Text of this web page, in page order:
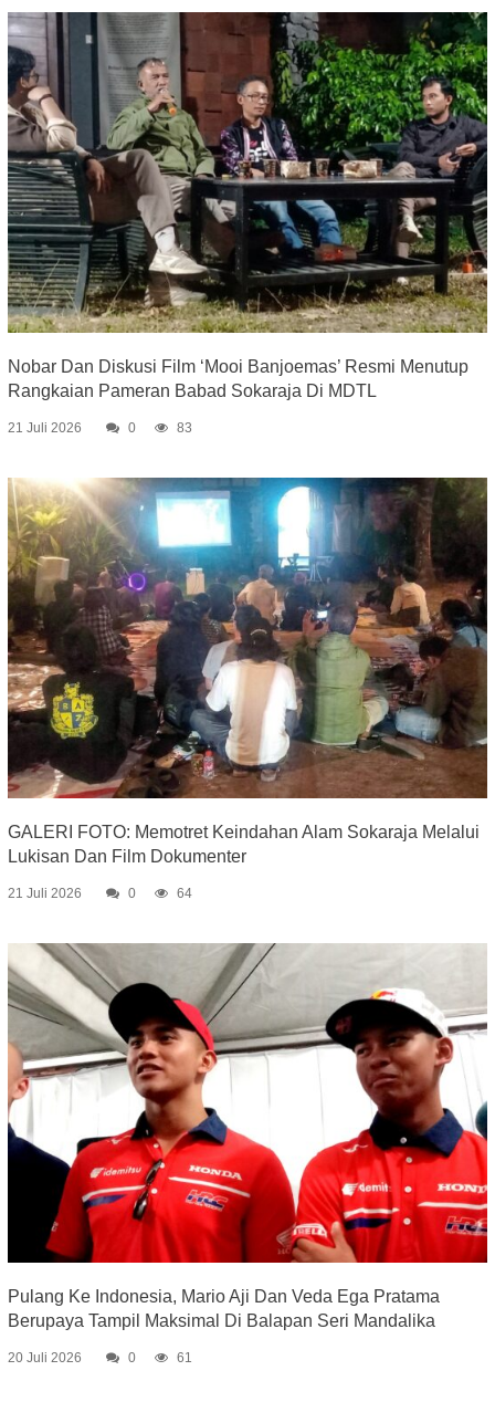
Nobar Dan Diskusi Film ‘Mooi Banjoemas’ Resmi Menutup
Rangkaian Pameran Babad Sokaraja Di MDTL
21 Juli 2026 0 83
GALERI FOTO: Memotret Keindahan Alam Sokaraja Melalui
Lukisan Dan Film Dokumenter
21 Juli 2026 0 64
Pulang Ke Indonesia, Mario Aji Dan Veda Ega Pratama
Berupaya Tampil Maksimal Di Balapan Seri Mandalika
20 Juli 2026 0 61